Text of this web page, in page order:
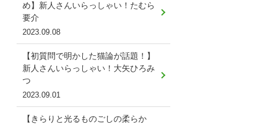
め】新人さんいらっしゃい！たむら
要介
2023.09.08
【初質問で明かした猫論が話題！】
新人さんいらっしゃい！大矢ひろみ
つ
2023.09.01
【きらりと光るものごしの柔らか